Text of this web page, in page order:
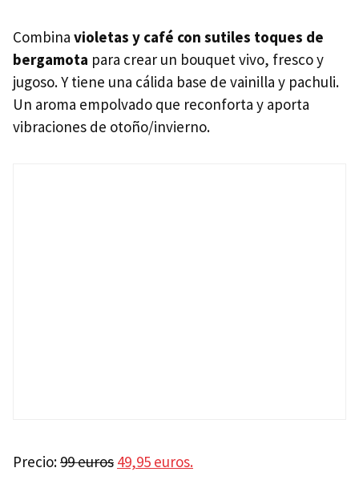
Combina violetas y café con sutiles toques de
bergamota para crear un bouquet vivo, fresco y
jugoso. Y tiene una cálida base de vainilla y pachuli.
Un aroma empolvado que reconforta y aporta
vibraciones de otoño/invierno.
Precio:99 euros 49,95 euros.